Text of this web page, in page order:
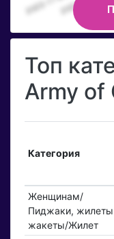
Топ
Army of
Категория
Женщинам/
Пиджаки,
жакеты/Жилет